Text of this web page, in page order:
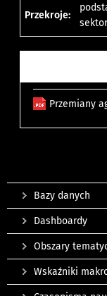
Przekroje:
Przemiany
Bazy danych
Dashboardy
Obszary
Wskaźniki